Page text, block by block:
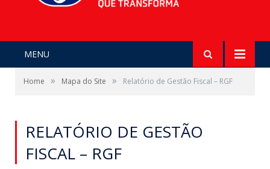
MENU
Home » Mapa do Site » Relatório de Gestão Fiscal – RGF
RELATÓRIO DE GESTÃO
FISCAL – RGF